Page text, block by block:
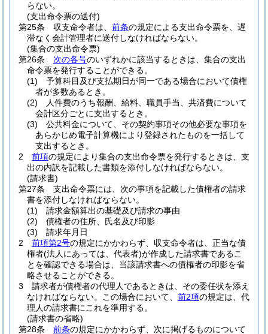
らない。
(支出命令票の送付)
第25条
収支命令者は、 前条の規定による支出命令票を、遅
滞なく会計管理者に送付しなければならない。
(集合の支出命令票)
第26条
次の各号のいずれかに該当するときは、集合の支出
命令票を発行することができる。
(1)
予算科目及び支払期日が同一である場合において債権
者が多数あるとき。
(2)
人件費のうち報酬、給料、職員手当、共済費について
会計区分ごとに支出するとき。
(3)
公共料金について、その契約事項その他必要な事項を
あらかじめ電子計算機により登録されたものを一括して
支出するとき。
2
前項の規定により集合の支出命令票を発行するときは、支
出の内訳を記載した書類を添付しなければならない。
(請求書)
第27条
支出命令票には、次の事項を記載した債権者の請求
書を添付しなければならない。
(1)
請求金額算出の基礎及び請求の事由
(2)
債権者の住所、氏名及び印影
(3)
請求年月日
2
前項第2号の規定にかかわらず、収支命令者は、正当な債
権者(法人にあっては、代表者)が作成した請求書であるこ
とを確認できる場合は、当該請求書への債権者の印影を省
略させることができる。
3
請求者が債権者の代理人であるときは、その委任状を添え
なければならない。
この場合において、 前2項の規定は、代
理人の請求書にこれを準用する。
(請求書の省略)
第28条
前条の規定にかかわらず、次に掲げるものについて